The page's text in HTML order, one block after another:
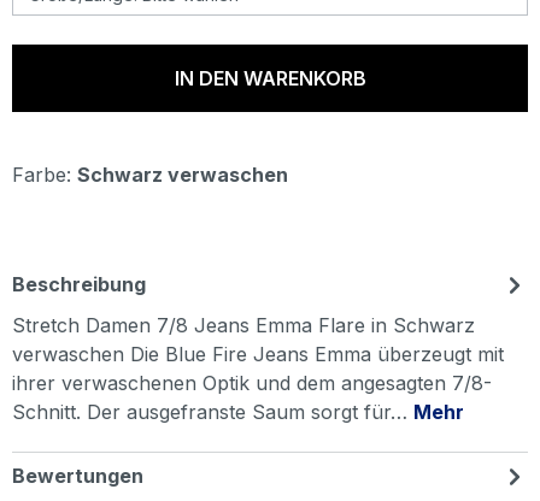
IN DEN WARENKORB
Farbe: Schwarz verwaschen
Beschreibung
Stretch Damen 7/8 Jeans Emma Flare in Schwarz
verwaschen Die Blue Fire Jeans Emma überzeugt mit
ihrer verwaschenen Optik und dem angesagten 7/8-
Schnitt. Der ausgefranste Saum sorgt für… Mehr
Bewertungen